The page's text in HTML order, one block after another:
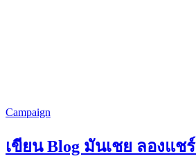
Campaign
เขียน Blog มันเชย ลองแ